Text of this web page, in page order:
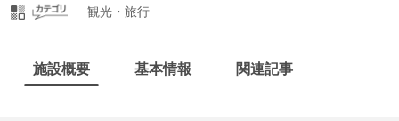
観光・旅行
施設概要 基本情報 関連記事